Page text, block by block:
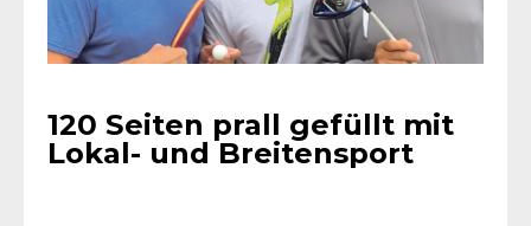
120 Seiten prall gefüllt mit
Lokal- und Breitensport